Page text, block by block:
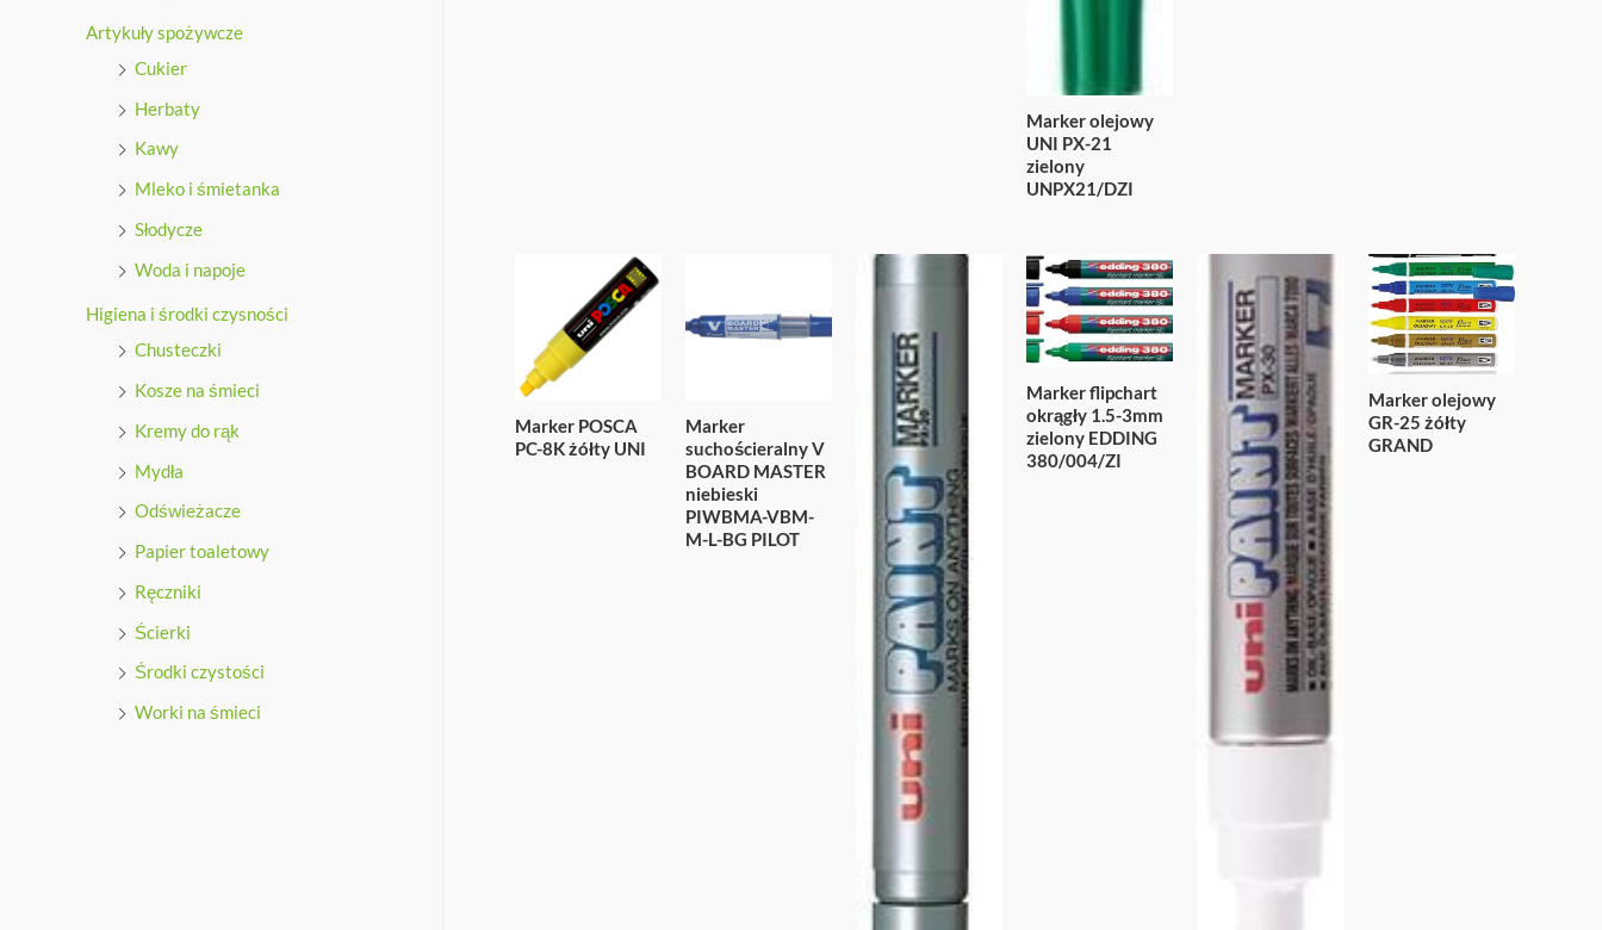
Artykuły spożywcze
Cukier
Herbaty
Kawy
Mleko i śmietanka
Słodycze
Woda i napoje
Higiena i środki czysności
Chusteczki
Kosze na śmieci
Kremy do rąk
Mydła
Odświeżacze
Papier toaletowy
Ręczniki
Ścierki
Środki czystości
Worki na śmieci
Marker olejowy
UNI PX-21
zielony
UNPX21/DZI
Marker POSCA
PC-8K żółty UNI
Marker
suchościeralny V
BOARD MASTER
niebieski
PIWBMA-VBM-
M-L-BG PILOT
Marker flipchart
okrągły 1.5-3mm
zielony EDDING
380/004/ZI
Marker olejowy
GR-25 żółty
GRAND